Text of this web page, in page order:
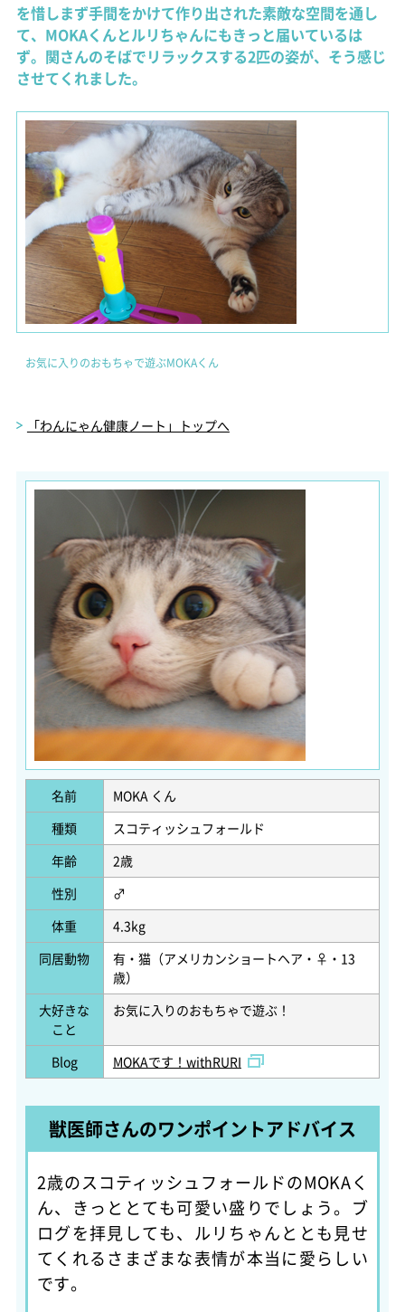
を惜しまず手間をかけて作り出された素敵な空間を通し
て、MOKAくんとルリちゃんにもきっと届いているは
ず。関さんのそばでリラックスする2匹の姿が、そう感じ
させてくれました。
お気に入りのおもちゃで遊ぶMOKAくん
「わんにゃん健康ノート」トップへ
名前
MOKA くん
種類
スコティッシュフォールド
年齢
2歳
性別
♂
体重
4.3kg
同居動物
有・猫（アメリカンショートヘア・♀・13
歳）
大好きな
こと
お気に入りのおもちゃで遊ぶ！
Blog MOKAです！withRURI
獣医師さんのワンポイントアドバイス
2歳のスコティッシュフォールドのMOKAく
ん、きっととても可愛い盛りでしょう。ブ
ログを拝見しても、ルリちゃんととも見せ
てくれるさまざまな表情が本当に愛らしい
です。